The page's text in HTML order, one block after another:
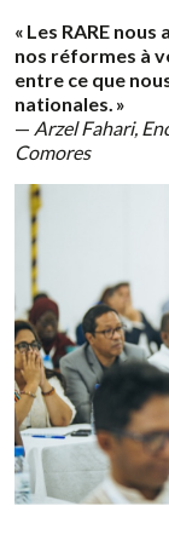
« Les RARE
nos réformes à
entre ce que
nationales. »
— Arzel Fahari,
Comores